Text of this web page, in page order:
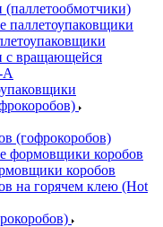
паллетоупаковщики
с вращающейся
A
(гофрокоробов)
формовщики коробов
коробов
на горячем клею (Hot